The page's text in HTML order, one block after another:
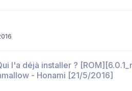
l'a déjà installer ?
- Honami [21/5/2016]